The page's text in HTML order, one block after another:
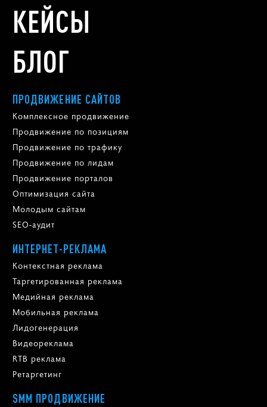
КЕЙСЫ
БЛОГ
ПРОДВИЖЕНИЕ САЙТОВ
Комплексное продвижение
Продвижение по позициям
Продвижение по трафику
Продвижение по лидам
Продвижение порталов
Оптимизация сайта
Молодым сайтам
SEO-аудит
ИНТЕРНЕТ-РЕКЛАМА
Контекстная реклама
Таргетированная реклама
Медийная реклама
Мобильная реклама
Лидогенерация
Видеореклама
RTB реклама
Ретаргетинг
SMM ПРОДВИЖЕНИЕ